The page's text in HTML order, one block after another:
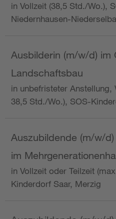
in Vollzeit (38,5 Std./Wo.),
Niedernhausen-
Ausbilderin (m/w/d) im
Landschaftsbau
in unbefristeter Anstellung,
38,5 Std./Wo.), SOS-
Auszubildende (m/w/
im
in Vollzeit oder Teilzeit
Kinderdorf Saar, Merzig